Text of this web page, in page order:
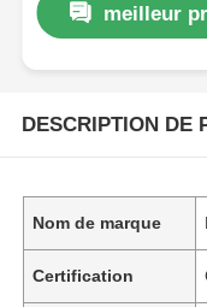
meilleur
DESCRIPTION DE
Nom de marque
Certification